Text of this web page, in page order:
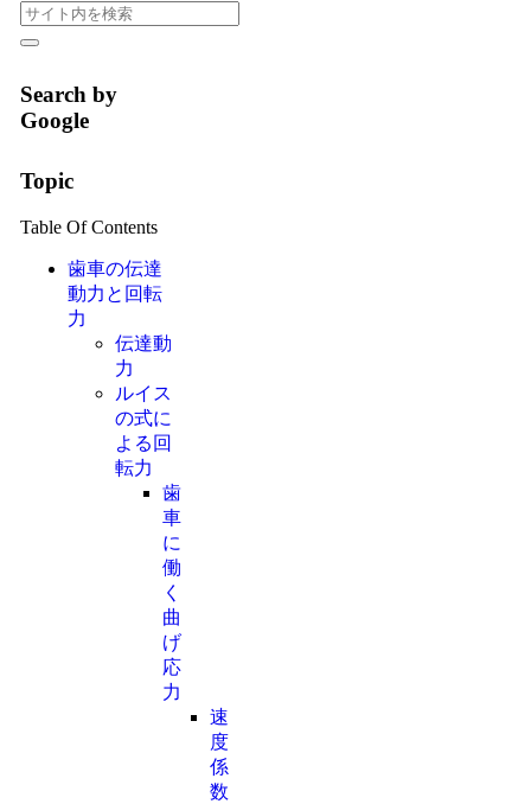
Search by
Google
Topic
Table Of Contents
歯車の伝達
動力と回転
力
伝達動
力
ルイス
の式に
よる回
転力
歯
車
に
働
く
曲
げ
応
力
速
度
係
数